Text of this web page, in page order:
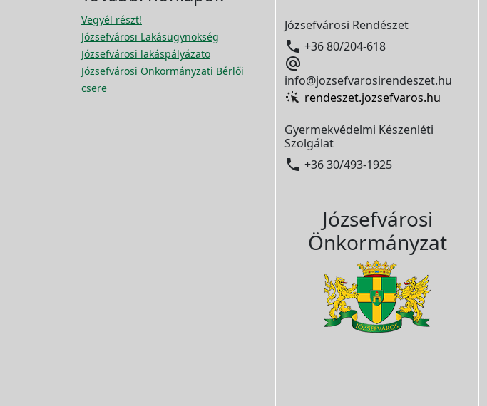
Vegyél részt!
Józsefvárosi Lakásügynökség
Józsefvárosi lakáspályázato
Józsefvárosi Önkormányzati Bérlői
csere
Józsefvárosi Rendészet
 +36 80/204-618

info@jozsefvarosirendeszet.hu
rendeszet.jozsefvaros.hu
Gyermekvédelmi Készenléti
Szolgálat
 +36 30/493-1925
Józsefvárosi
Önkormányzat